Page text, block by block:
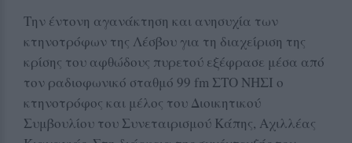
Την έντονη αγανάκτηση και ανησυχία των
κτηνοτρόφων της Λέσβου για τη διαχείριση της
κρίσης του αφθώδους πυρετού εξέφρασε μέσα από
τον ραδιοφωνικό σταθμό 99 fm ΣΤΟ ΝΗΣΙ ο
κτηνοτρόφος και μέλος του Διοικητικού
Συμβουλίου του Συνεταιρισμού Κάπης, Αχιλλέας